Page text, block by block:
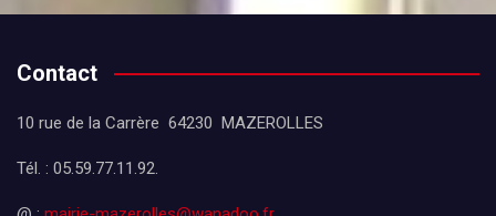
Contact
10 rue de la Carrère 64230 MAZEROLLES
Tél. : 05.59.77.11.92.